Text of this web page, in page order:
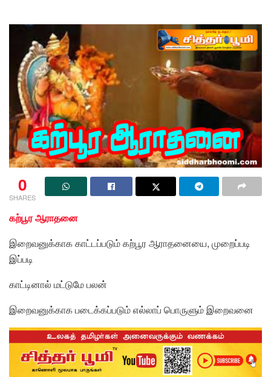
0
SHARES
கற்பூர ஆராதனை
இறைவனுக்காக காட்டப்படும் கற்பூர ஆராதனையை, முறைப்படி
இப்படி
காட்டினால் மட்டுமே பலன்
இறைவனுக்காக படைக்கப்படும் எல்லாப் பொருளும் இறைவனை